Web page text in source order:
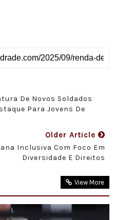
De Novos Soldados
Para Jovens De
Older Article
Inclusiva Com Foco Em
Diversidade E Direitos
View More